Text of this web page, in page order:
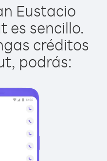
Eustacio
es sencillo.
créditos
podrás: